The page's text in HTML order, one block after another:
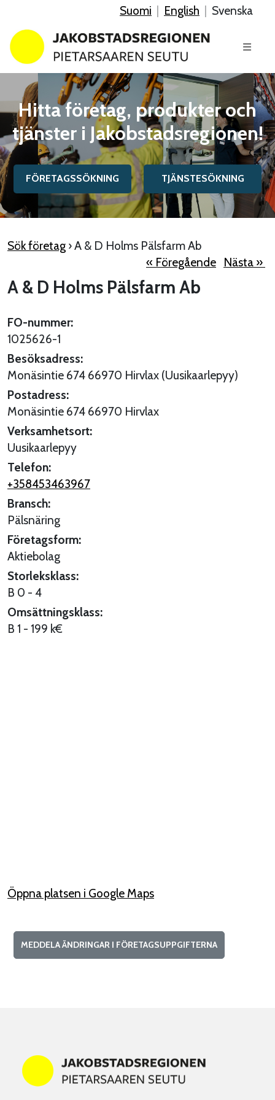
Suomi | English | Svenska
Hitta företag, produkter och
tjänster i Jakobstadsregionen!
FÖRETAGSSÖKNING TJÄNSTESÖKNING
Sök företag › A & D Holms Pälsfarm Ab
« Föregående Nästa »
A & D Holms Pälsfarm Ab
FO-nummer:
1025626-1
Besöksadress:
Monäsintie 674 66970 Hirvlax (Uusikaarlepyy)
Postadress:
Monäsintie 674 66970 Hirvlax
Verksamhetsort:
Uusikaarlepyy
Telefon:
+358453463967
Bransch:
Pälsnäring
Företagsform:
Aktiebolag
Storleksklass:
B 0 - 4
Omsättningsklass:
B 1 - 199 k€
Öppna platsen i Google Maps
MEDDELA ÄNDRINGAR I FÖRETAGSUPPGIFTERNA